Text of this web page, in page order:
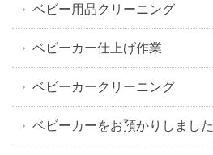
ベビー用品クリーニング
ベビーカー仕上げ作業
ベビーカークリーニング
ベビーカーをお預かりしました